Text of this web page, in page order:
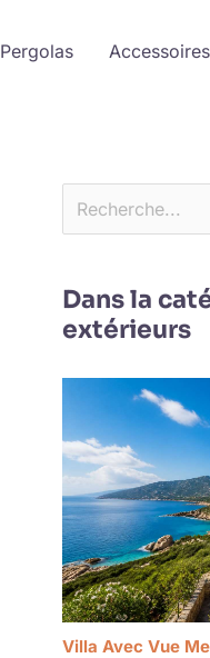
Pergolas
Accessoires
Dans la
extérieurs
Villa Avec Vue